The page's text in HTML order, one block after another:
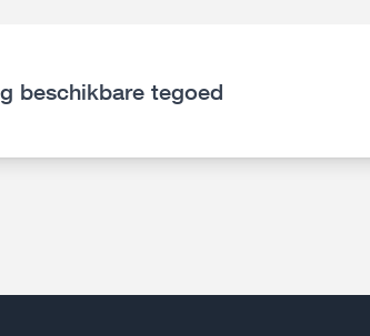
beschikbare tegoed